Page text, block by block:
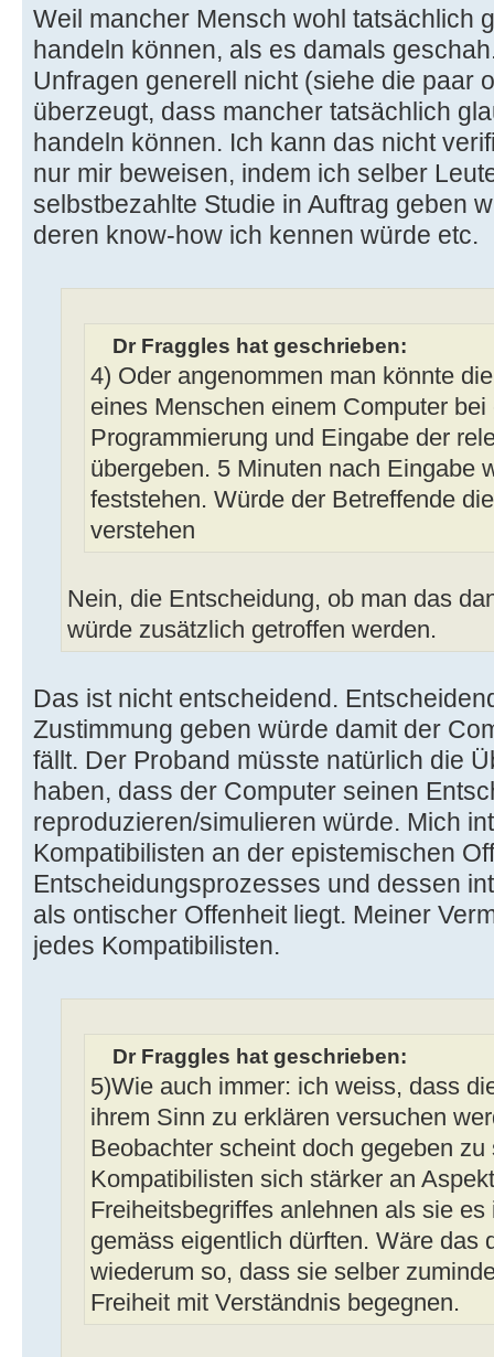
Weil mancher Mensch wohl tatsächlich
handeln können, als es damals
Unfragen generell nicht (siehe die paar
überzeugt, dass mancher tatsächlich
handeln können. Ich kann das nicht
nur mir beweisen, indem ich selber
selbstbezahlte Studie in Auftrag geben
deren know-how ich kennen würde etc.
Dr Fraggles hat geschrieben:
4) Oder angenommen man könnte
eines Menschen einem Computer
Programmierung und Eingabe der
übergeben. 5 Minuten nach Eingabe
feststehen. Würde der Betreffende
verstehen
Nein, die Entscheidung, ob man das
würde zusätzlich getroffen werden.
Das ist nicht entscheidend.
Zustimmung geben würde damit der
fällt. Der Proband müsste natürlich die
haben, dass der Computer seinen
reproduzieren/simulieren würde. Mich
Kompatibilisten an der epistemischen
Entscheidungsprozesses und dessen
als ontischer Offenheit liegt. Meiner
jedes Kompatibilisten.
Dr Fraggles hat geschrieben:
5)Wie auch immer: ich weiss, dass
ihrem Sinn zu erklären versuchen
Beobachter scheint doch gegeben
Kompatibilisten sich stärker an
Freiheitsbegriffes anlehnen als sie
gemäss eigentlich dürften. Wäre das
wiederum so, dass sie selber
Freiheit mit Verständnis begegnen.